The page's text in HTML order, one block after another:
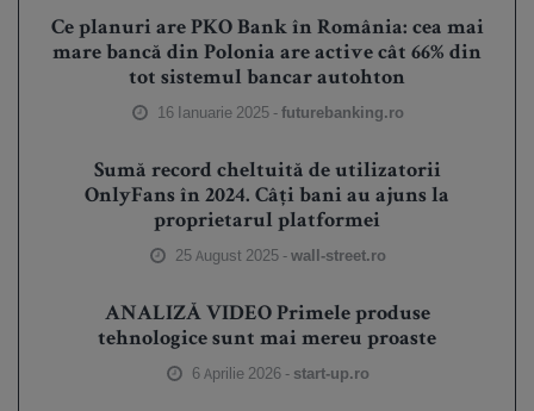
Ce planuri are PKO Bank în România: cea mai
mare bancă din Polonia are active cât 66% din
tot sistemul bancar autohton
16 Ianuarie 2025 -futurebanking.ro
Sumă record cheltuită de utilizatorii
OnlyFans în 2024. Câți bani au ajuns la
proprietarul platformei
25 August 2025 -wall-street.ro
ANALIZĂ VIDEO Primele produse
tehnologice sunt mai mereu proaste
6 Aprilie 2026 - start-up.ro